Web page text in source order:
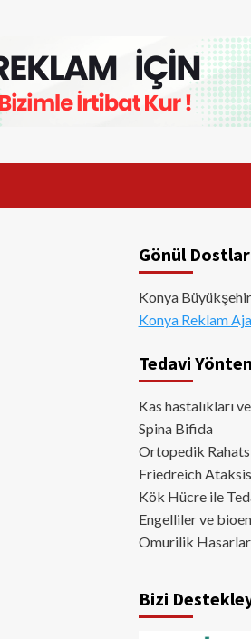
Gönül
Konya
Konya Reklam
Tedavi
Kas hastalıkları
Spina Bifida
Ortopedik
Friedreich
Kök Hücre ile
Engelliler ve
Omurilik
Bizi